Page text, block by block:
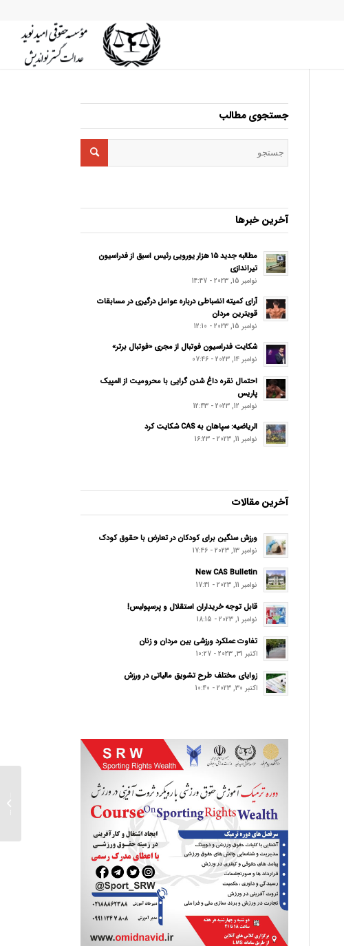
جستجوی مطالب
آخرین خبرها
مطالبه جدید ۱۵ هزار یورویی رئیس اسبق از فدراسیون
تیراندازی
نوامبر 15, 2023 - 14:47
آرای کمیته انضباطی درباره عوامل درگیری در مسابقات
قویترین مردان
نوامبر 15, 2023 - 12:10
شکایت فدراسیون فوتبال از مجری «فوتبال برتر»
نوامبر 14, 2023 - 07:46
احتمال نقره داغ شدن گرایی با محرومیت از المپیک
پاریس
نوامبر 12, 2023 - 12:43
الریاضیه: سپاهان به CAS شکایت کرد
نوامبر 11, 2023 - 16:23
آخرین مقالات
ورزش سنگین برای کودکان در تعارض با حقوق کودک
نوامبر 13, 2023 - 17:46
New CAS Bulletin
نوامبر 11, 2023 - 17:41
قابل توجه خریداران استقلال و پرسپولیس!
نوامبر 1, 2023 - 18:15
تفاوت عملکرد ورزشی بین مردان و زنان
اکتبر 31, 2023 - 10:27
زوایای مختلف طرح تشویق مالیاتی در ورزش
اکتبر 30, 2023 - 10:40